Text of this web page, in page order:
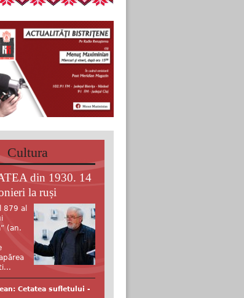
Cultura
din 1930. 14
la ruși
879 al
(an.
Cetatea sufletului -